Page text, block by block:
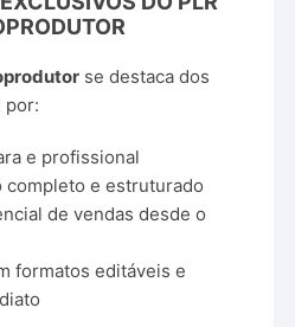
se destaca dos
por:
e profissional
completo e estruturado
de vendas desde o
formatos editáveis e